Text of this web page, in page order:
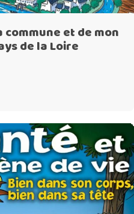
et de mon
de la Loire